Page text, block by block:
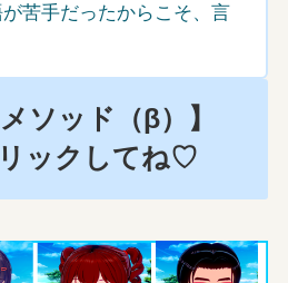
手だったからこそ、言
ソッド（β）】
ックしてね♡